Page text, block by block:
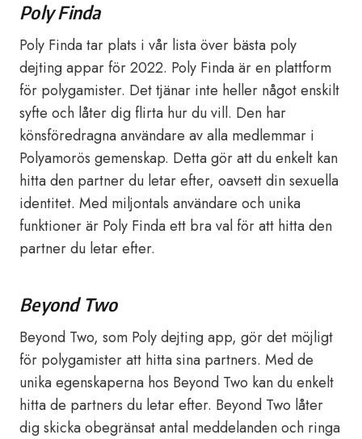
Poly Finda
Poly Finda tar plats i vår lista över bästa poly
dejting appar för 2022. Poly Finda är en plattform
för polygamister. Det tjänar inte heller något enskilt
syfte och låter dig flirta hur du vill. Den har
könsföredragna användare av alla medlemmar i
Polyamorös gemenskap. Detta gör att du enkelt kan
hitta den partner du letar efter, oavsett din sexuella
identitet. Med miljontals användare och unika
funktioner är Poly Finda ett bra val för att hitta den
partner du letar efter.
Beyond Two
Beyond Two, som Poly dejting app, gör det möjligt
för polygamister att hitta sina partners. Med de
unika egenskaperna hos Beyond Two kan du enkelt
hitta de partners du letar efter. Beyond Two låter
dig skicka obegränsat antal meddelanden och ringa